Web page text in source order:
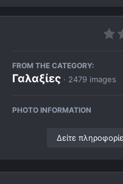
FROM THE CATEGORY:
Γαλαξίες · 2479 images
PHOTO INFORMATION
Δείτε